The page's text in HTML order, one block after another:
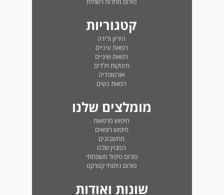
קטגוריות
היריון ולידה
רפואת עיניים
רפואת שיניים
תינוקות וילדים
אורטופדיה
רפואת נשים
מומלצים שלנו
חיפוש מרפאות
חיפוש רופאים
מחשבונים
המגזין שלנו
פורום טיפול משפחתי
פורום ניתוחי קטרקט
שונות ואודות